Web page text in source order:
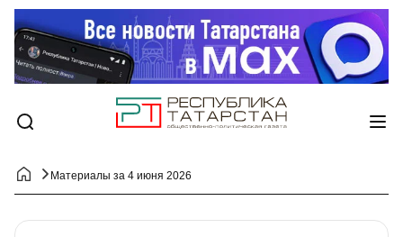
Материалы за 4 июня 2026